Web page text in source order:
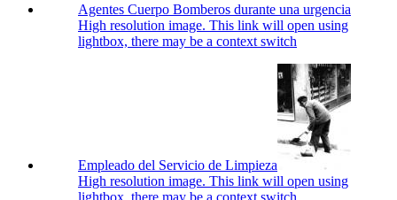
Agentes Cuerpo Bomberos durante una urgencia
High resolution image. This link will open using
lightbox, there may be a context switch
Empleado del Servicio de Limpieza
High resolution image. This link will open using
lightbox, there may be a context switch